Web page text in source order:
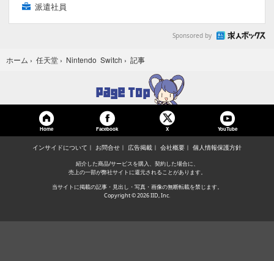
派遣社員
Sponsored by
ホーム › 任天堂 › Nintendo Switch › 記事
Home Facebook X YouTube
インサイドについて お問合せ 広告掲載 会社概要 個人情報保護方針
紹介した商品/サービスを購入、契約した場合に、
売上の一部が弊社サイトに還元されることがあります。
当サイトに掲載の記事・見出し・写真・画像の無断転載を禁じます。
Copyright © 2026 IID, Inc.